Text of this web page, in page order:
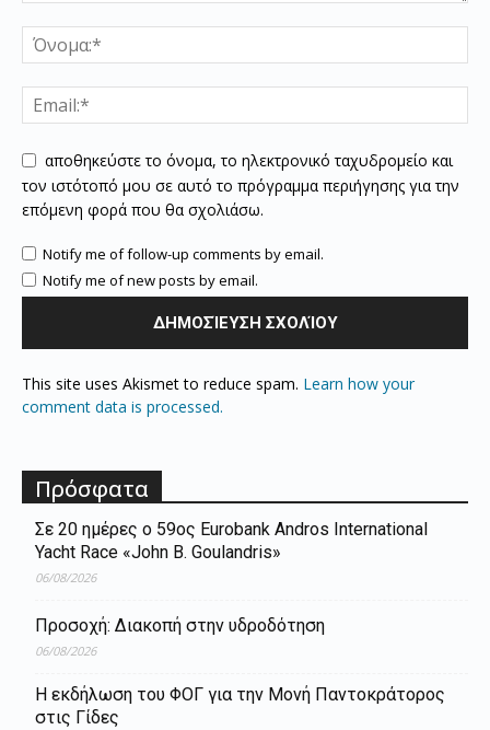
αποθηκεύστε το όνομα, το ηλεκτρονικό ταχυδρομείο και
τον ιστότοπό μου σε αυτό το πρόγραμμα περιήγησης για την
επόμενη φορά που θα σχολιάσω.
Notify me of follow-up comments by email.
Notify me of new posts by email.
This site uses Akismet to reduce spam. Learn how your
comment data is processed.
Πρόσφατα
Σε 20 ημέρες ο 59ος Eurobank Andros International
Yacht Race «John B. Goulandris»
06/08/2026
Προσοχή: Διακοπή στην υδροδότηση
06/08/2026
Η εκδήλωση του ΦΟΓ για την Μονή Παντοκράτορος
στις Γίδες